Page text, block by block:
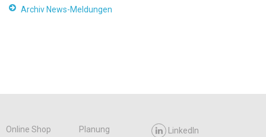
Archiv News-Meldungen
Online Shop
Planung
LinkedIn